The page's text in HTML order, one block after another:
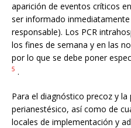
aparición de eventos críticos
ser informado
responsable). Los PCR
los fines de semana y en las
por lo que se debe poner
5 .
Para el diagnóstico precoz y la
perianestésico, así como de
locales de implementación y